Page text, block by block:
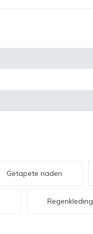
Getapete naden
Regenkleding